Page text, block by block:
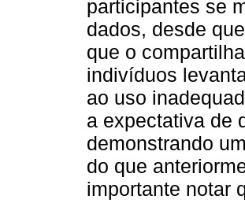
participantes se
dados, desde
que o
indivíduos
ao uso
a expectativa de
demonstrando
do que
importante notar